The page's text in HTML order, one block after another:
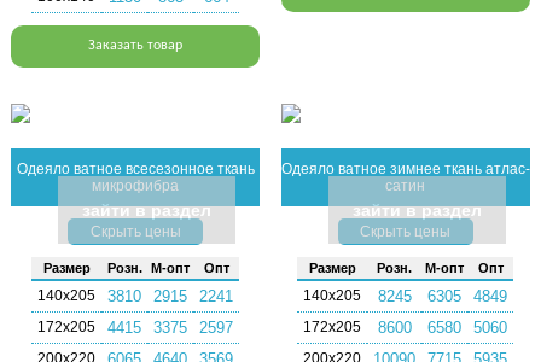
Заказать товар
Одеяло ватное всесезонное ткань
микрофибра
зайти в раздел
Скрыть цены
Раз­мер Розн. М-опт Опт
140х205 3810 2915 2241
172х205 4415 3375 2597
200х220
Одеяло ватное зимнее ткань атлас-
сатин
зайти в раздел
Скрыть цены
Раз­мер Розн. М-опт Опт
140х205 8245 6305 4849
172х205 8600 6580 5060
200х220